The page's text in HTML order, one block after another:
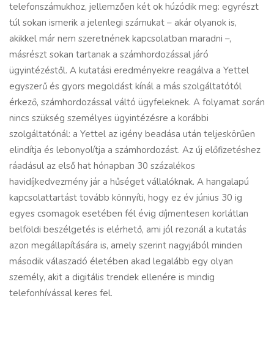
telefonszámukhoz, jellemzően két ok húzódik meg: egyrészt
túl sokan ismerik a jelenlegi számukat – akár olyanok is,
akikkel már nem szeretnének kapcsolatban maradni –,
másrészt sokan tartanak a számhordozással járó
ügyintézéstől. A kutatási eredményekre reagálva a Yettel
egyszerű és gyors megoldást kínál a más szolgáltatótól
érkező, számhordozással váltó ügyfeleknek. A folyamat során
nincs szükség személyes ügyintézésre a korábbi
szolgáltatónál: a Yettel az igény beadása után teljeskörűen
elindítja és lebonyolítja a számhordozást. Az új előfizetéshez
ráadásul az első hat hónapban 30 százalékos
havidíjkedvezmény jár a hűséget vállalóknak. A hangalapú
kapcsolattartást tovább könnyíti, hogy ez év június 30 ig
egyes csomagok esetében fél évig díjmentesen korlátlan
belföldi beszélgetés is elérhető, ami jól rezonál a kutatás
azon megállapítására is, amely szerint nagyjából minden
második válaszadó életében akad legalább egy olyan
személy, akit a digitális trendek ellenére is mindig
telefonhívással keres fel.